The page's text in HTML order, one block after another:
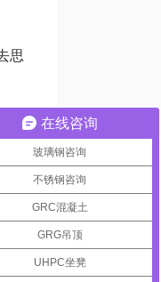
思
出处
在线咨询
玻璃钢咨询
不锈钢咨询
GRC混凝土
GRG吊顶
UHPC坐凳